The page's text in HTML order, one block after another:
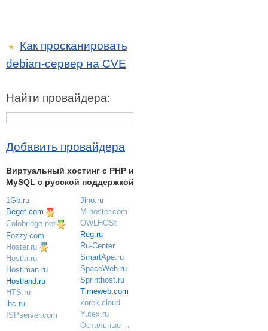
★
Как просканировать
debian-сервер на CVE
Найти провайдера:
Добавить провайдера
Виртуальный хостинг c PHP и
MySQL с русской поддержкой
1Gb.ru
Beget.com
Colobridge.net
Fozzy.com
Hoster.ru
Hostia.ru
Hostiman.ru
Hostland.ru
HTS.ru
ihc.ru
ISPserver.com
Jino.ru
M-hoster.com
OWLHOSt
Reg.ru
Ru-Center
SmartApe.ru
SpaceWeb.ru
Sprinthost.ru
Timeweb.com
xorek.cloud
Yutex.ru
Остальные→